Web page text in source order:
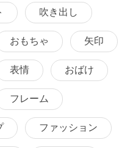
吹き出し
おもちゃ 矢印
表情 おばけ
フレーム
ファッション